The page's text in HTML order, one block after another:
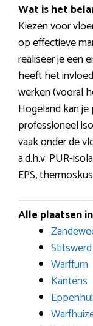
Wat is het
Kiezen voor
op effectieve
realiseer je een
heeft het
werken (vooral
Hogeland kan
professioneel
vaak onder de
a.d.h.v. PUR-
EPS,
Alle plaatsen
Stitswerd
Warffum
Kantens